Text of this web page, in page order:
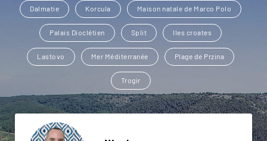
Dalmatie Korcula Maison natale de Marco Polo
Palais Dioclétien Split Iles croates
Lastovo Mer Méditerranée Plage de Przina
Trogir